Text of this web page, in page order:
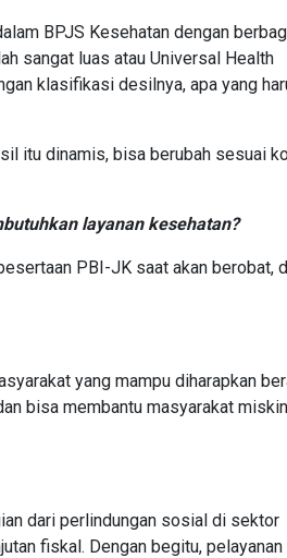
BPJS Kesehatan dengan
sangat luas atau Universal Health
klasifikasi desilnya, apa yang
itu dinamis, bisa berubah sesuai
layanan kesehatan?
PBI-JK saat akan berobat,
yang mampu diharapkan
bisa membantu masyarakat
dari perlindungan sosial di sektor
fiskal. Dengan begitu, pelayanan